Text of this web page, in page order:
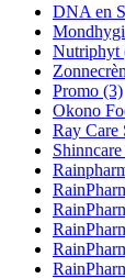
DNA en
Nutriphyt
Promo (3)
Okono
Ray Care